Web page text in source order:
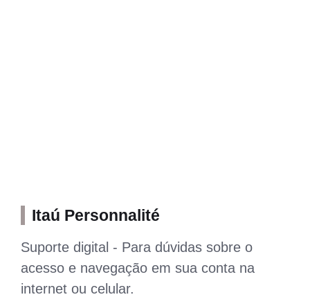
Itaú Personnalité
Suporte digital - Para dúvidas sobre o
acesso e navegação em sua conta na
internet ou celular.